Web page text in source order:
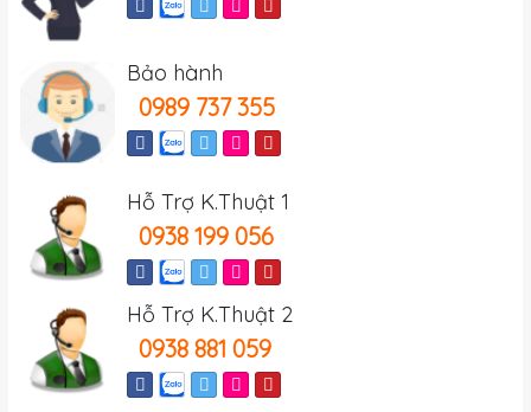
Bảo hành
0989 737 355
Hỗ Trợ K.Thuật 1
0938 199 056
Hỗ Trợ K.Thuật 2
0938 881 059